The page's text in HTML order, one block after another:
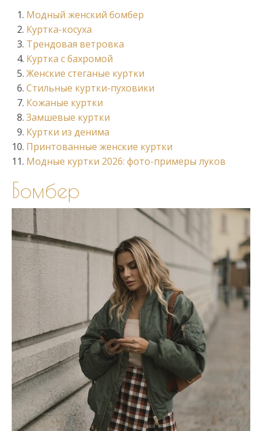
Модный женский бомбер
Куртка-косуха
Трендовая ветровка
Куртка с бахромой
Женские стеганые куртки
Стильные куртки-пуховики
Кожаные куртки
Замшевые куртки
Куртки из денима
Принтованные женские куртки
Модные куртки 2026: фото-примеры луков
Бомбер